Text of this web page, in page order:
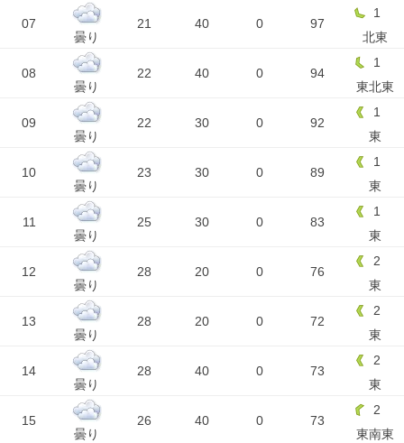
07
曇り
21 40 0 97
1
北東
08
曇り
22 40 0 94
1
東北東
09
曇り
22 30 0 92
1
東
10
曇り
23 30 0 89
1
東
11
曇り
25 30 0 83
1
東
12
曇り
28 20 0 76
2
東
13
曇り
28 20 0 72
2
東
14
曇り
28 40 0 73
2
東
15
曇り
26 40 0 73
2
東南東